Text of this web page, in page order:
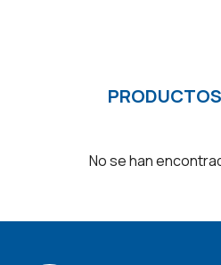
No se han